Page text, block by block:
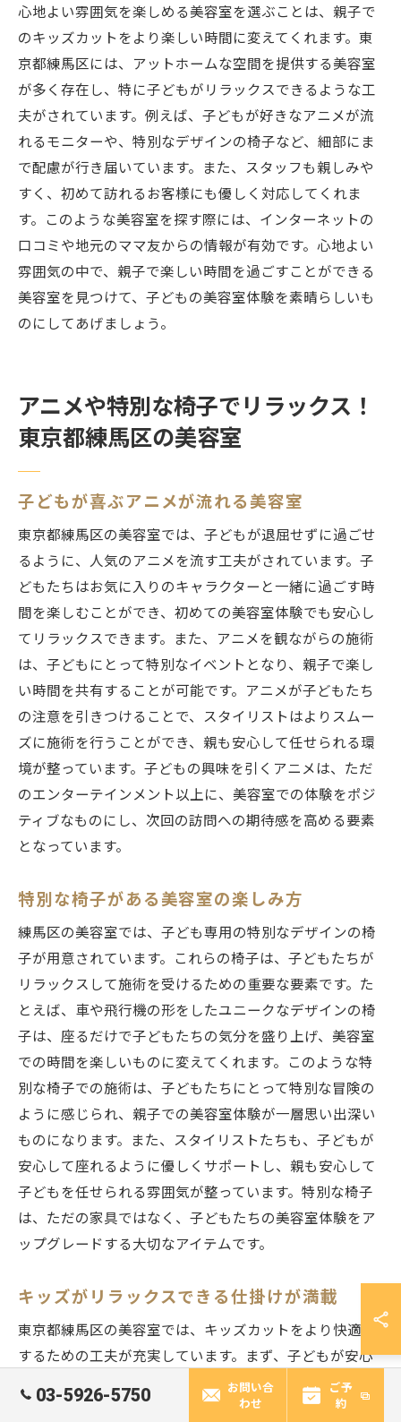
心地よい雰囲気を楽しめる美容室を選ぶことは、親子で
のキッズカットをより楽しい時間に変えてくれます。東
京都練馬区には、アットホームな空間を提供する美容室
が多く存在し、特に子どもがリラックスできるような工
夫がされています。例えば、子どもが好きなアニメが流
れるモニターや、特別なデザインの椅子など、細部にま
で配慮が行き届いています。また、スタッフも親しみや
すく、初めて訪れるお客様にも優しく対応してくれま
す。このような美容室を探す際には、インターネットの
口コミや地元のママ友からの情報が有効です。心地よい
雰囲気の中で、親子で楽しい時間を過ごすことができる
美容室を見つけて、子どもの美容室体験を素晴らしいも
のにしてあげましょう。
アニメや特別な椅子でリラックス！
東京都練馬区の美容室
子どもが喜ぶアニメが流れる美容室
東京都練馬区の美容室では、子どもが退屈せずに過ごせ
るように、人気のアニメを流す工夫がされています。子
どもたちはお気に入りのキャラクターと一緒に過ごす時
間を楽しむことができ、初めての美容室体験でも安心し
てリラックスできます。また、アニメを観ながらの施術
は、子どもにとって特別なイベントとなり、親子で楽し
い時間を共有することが可能です。アニメが子どもたち
の注意を引きつけることで、スタイリストはよりスムー
ズに施術を行うことができ、親も安心して任せられる環
境が整っています。子どもの興味を引くアニメは、ただ
のエンターテインメント以上に、美容室での体験をポジ
ティブなものにし、次回の訪問への期待感を高める要素
となっています。
特別な椅子がある美容室の楽しみ方
練馬区の美容室では、子ども専用の特別なデザインの椅
子が用意されています。これらの椅子は、子どもたちが
リラックスして施術を受けるための重要な要素です。た
とえば、車や飛行機の形をしたユニークなデザインの椅
子は、座るだけで子どもたちの気分を盛り上げ、美容室
での時間を楽しいものに変えてくれます。このような特
別な椅子での施術は、子どもたちにとって特別な冒険の
ように感じられ、親子での美容室体験が一層思い出深い
ものになります。また、スタイリストたちも、子どもが
安心して座れるように優しくサポートし、親も安心して
子どもを任せられる雰囲気が整っています。特別な椅子
は、ただの家具ではなく、子どもたちの美容室体験をア
ップグレードする大切なアイテムです。
キッズがリラックスできる仕掛けが満載
東京都練馬区の美容室では、キッズカットをより快適に
するための工夫が充実しています。まず、子どもが安心
して過ごせるよう、施術スペースには家族的な雰囲気が
漂っています。特に、子どもがリラックスできるように
03-5926-5750
お問い合
わせ
ご予
約